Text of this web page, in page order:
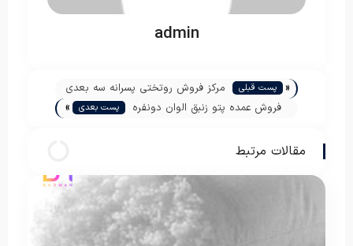
admin
« پست قبلی
مرکز فروش روتختی پسرانه سه بعدی
فوتبالی
فروش عمده پتو زنبق الوان دونفره پست بعدی »
مقالات مرتبط